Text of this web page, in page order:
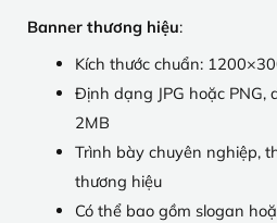
Banner thương hiệu:
Kích thước chuẩn:
Định dạng JPG hoặc PNG,
2MB
Trình bày chuyên nghiệp,
thương hiệu
Có thể bao gồm slogan